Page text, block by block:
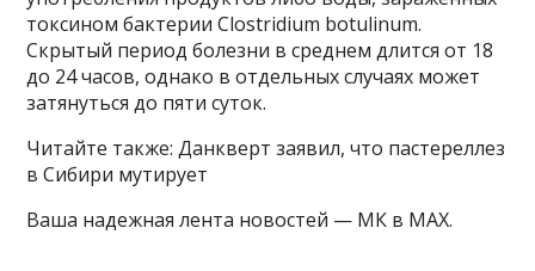
токсином бактерии Clostridium botulinum.
Скрытый период болезни в среднем длится от 18
до 24 часов, однако в отдельных случаях может
затянуться до пяти суток.
Читайте также: Данкверт заявил, что пастереллез
в Сибири мутирует
Ваша надежная лента новостей — МК в MAX.